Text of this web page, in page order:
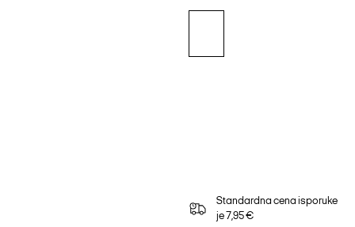
Standardna cena isporuke
je 7,95 €